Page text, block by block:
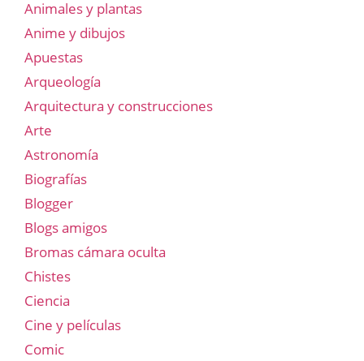
Animales y plantas
Anime y dibujos
Apuestas
Arqueología
Arquitectura y construcciones
Arte
Astronomía
Biografías
Blogger
Blogs amigos
Bromas cámara oculta
Chistes
Ciencia
Cine y películas
Comic